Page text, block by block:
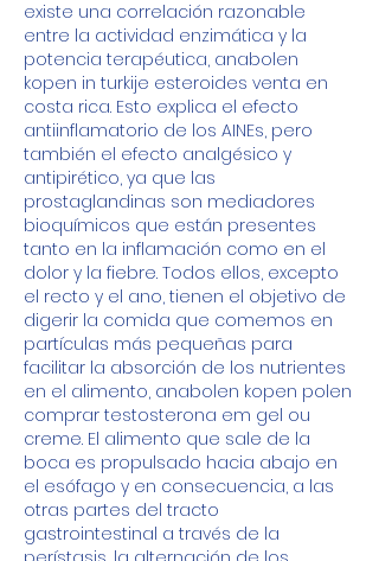
existe una correlación razonable
entre la actividad enzimática y la
potencia terapéutica, anabolen
kopen in turkije esteroides venta en
costa rica. Esto explica el efecto
antiinflamatorio de los AINEs, pero
también el efecto analgésico y
antipirético, ya que las
prostaglandinas son mediadores
bioquímicos que están presentes
tanto en la inflamación como en el
dolor y la fiebre. Todos ellos, excepto
el recto y el ano, tienen el objetivo de
digerir la comida que comemos en
partículas más pequeñas para
facilitar la absorción de los nutrientes
en el alimento, anabolen kopen polen
comprar testosterona em gel ou
creme. El alimento que sale de la
boca es propulsado hacia abajo en
el esófago y en consecuencia, a las
otras partes del tracto
gastrointestinal a través de la